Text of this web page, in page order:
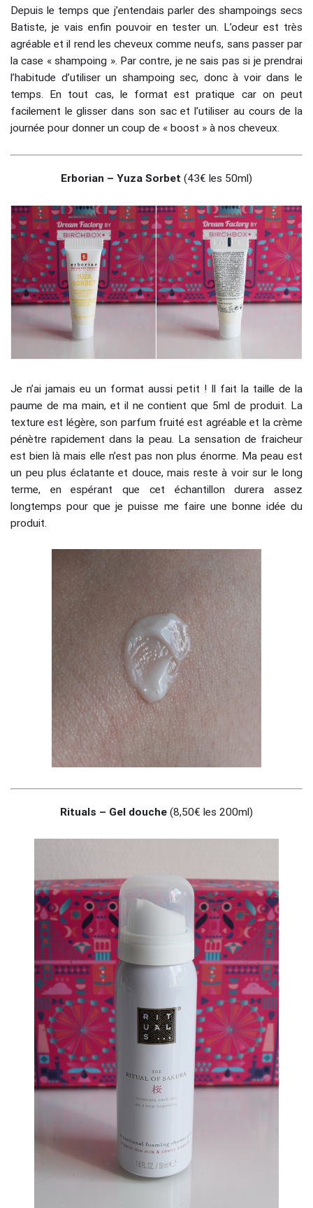
Depuis le temps que j’entendais parler des shampoings secs
Batiste, je vais enfin pouvoir en tester un. L’odeur est très
agréable et il rend les cheveux comme neufs, sans passer par
la case « shampoing ». Par contre, je ne sais pas si je prendrai
l’habitude d’utiliser un shampoing sec, donc à voir dans le
temps. En tout cas, le format est pratique car on peut
facilement le glisser dans son sac et l’utiliser au cours de la
journée pour donner un coup de « boost » à nos cheveux.
Erborian – Yuza Sorbet (43€ les 50ml)
Je n’ai jamais eu un format aussi petit ! Il fait la taille de la
paume de ma main, et il ne contient que 5ml de produit. La
texture est légère, son parfum fruité est agréable et la crème
pénètre rapidement dans la peau. La sensation de fraicheur
est bien là mais elle n’est pas non plus énorme. Ma peau est
un peu plus éclatante et douce, mais reste à voir sur le long
terme, en espérant que cet échantillon durera assez
longtemps pour que je puisse me faire une bonne idée du
produit.
Rituals – Gel douche (8,50€ les 200ml)